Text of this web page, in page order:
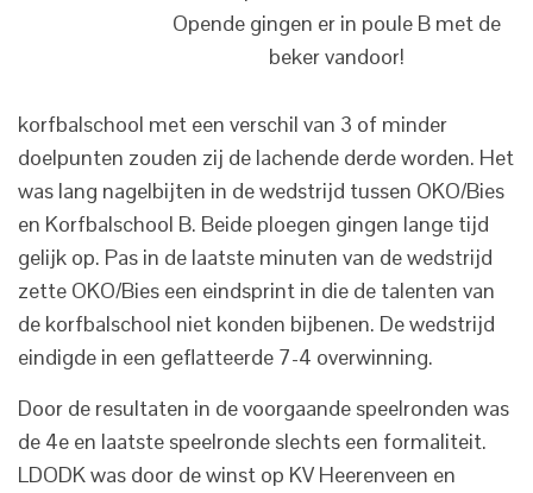
Opende gingen er in poule B met de
beker vandoor!
korfbalschool met een verschil van 3 of minder
doelpunten zouden zij de lachende derde worden. Het
was lang nagelbijten in de wedstrijd tussen OKO/Bies
en Korfbalschool B. Beide ploegen gingen lange tijd
gelijk op. Pas in de laatste minuten van de wedstrijd
zette OKO/Bies een eindsprint in die de talenten van
de korfbalschool niet konden bijbenen. De wedstrijd
eindigde in een geflatteerde 7-4 overwinning.
Door de resultaten in de voorgaande speelronden was
de 4e en laatste speelronde slechts een formaliteit.
LDODK was door de winst op KV Heerenveen en